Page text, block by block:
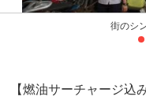
街のシ
【燃油サーチャージ